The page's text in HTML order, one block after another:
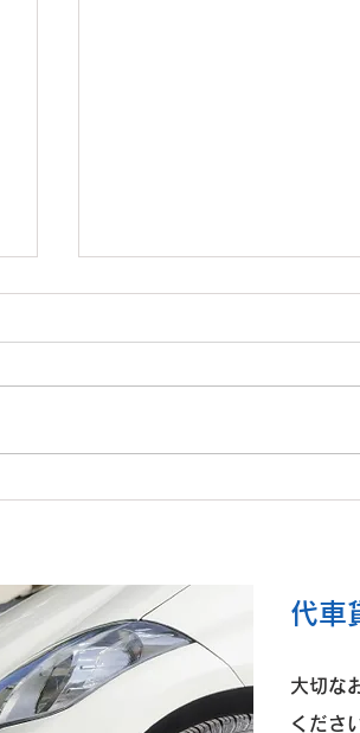
O様 ダイハツ タントフ
代車
大切な
くださ